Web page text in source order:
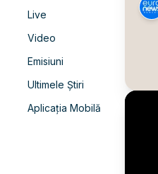
Live
Video
Emisiuni
Ultimele Știri
Aplicația Mobilă